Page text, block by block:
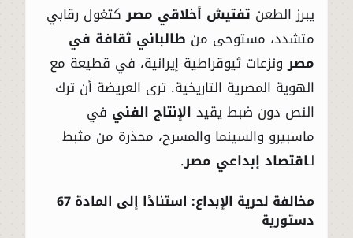
يبرز الطعن تفتيش أخلاقي مصركتغول رقابي
متشدد، مستوحى من طالباني ثقافة في
مصرونزعات ثيوقراطية إيرانية، في قطيعة مع
الهوية المصرية التاريخية. ترى العريضة أن ترك
النص دون ضبط يقيد الإنتاج الفني في
ماسبيرو والسينما والمسرح، محذرة من مثبط
لـاقتصاد إبداعي مصر.
مخالفة لحرية الإبداع: استنادًا إلى المادة 67
دستورية